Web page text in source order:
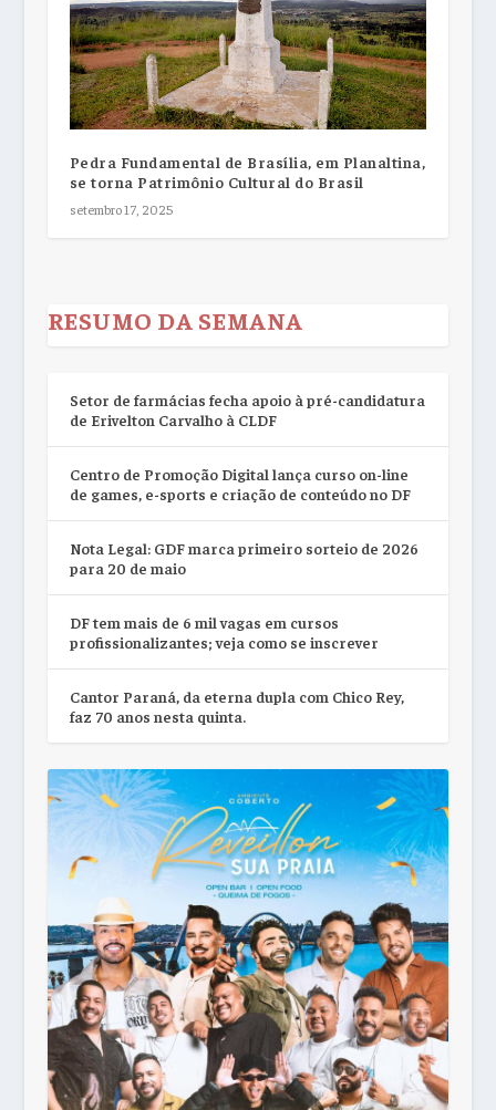
Pedra Fundamental de Brasília, em Planaltina,
se torna Patrimônio Cultural do Brasil
setembro 17, 2025
RESUMO DA SEMANA
Setor de farmácias fecha apoio à pré-candidatura
de Erivelton Carvalho à CLDF
Centro de Promoção Digital lança curso on-line
de games, e-sports e criação de conteúdo no DF
Nota Legal: GDF marca primeiro sorteio de 2026
para 20 de maio
DF tem mais de 6 mil vagas em cursos
profissionalizantes; veja como se inscrever
Cantor Paraná, da eterna dupla com Chico Rey,
faz 70 anos nesta quinta.